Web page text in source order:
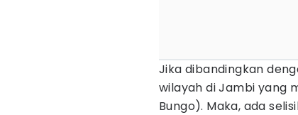
Jika dibandingkan
wilayah di Jambi yang
Bungo). Maka, ada